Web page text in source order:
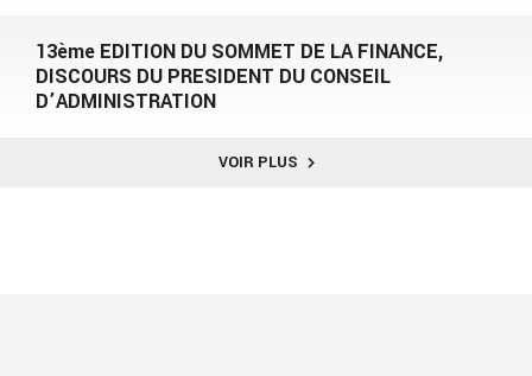
13ème EDITION DU SOMMET DE LA FINANCE,
DISCOURS DU PRESIDENT DU CONSEIL
D’ADMINISTRATION
VOIR PLUS